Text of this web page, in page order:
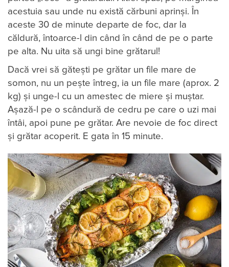
acestuia sau unde nu există cărbuni aprinși. În
aceste 30 de minute departe de foc, dar la
căldură, întoarce-l din când în când de pe o parte
pe alta. Nu uita să ungi bine grătarul!
Dacă vrei să gătești pe grătar un file mare de
somon, nu un pește întreg, ia un file mare (aprox. 2
kg) și unge-l cu un amestec de miere și muștar.
Așază-l pe o scândură de cedru pe care o uzi mai
întâi, apoi pune pe grătar. Are nevoie de foc direct
și grătar acoperit. E gata în 15 minute.